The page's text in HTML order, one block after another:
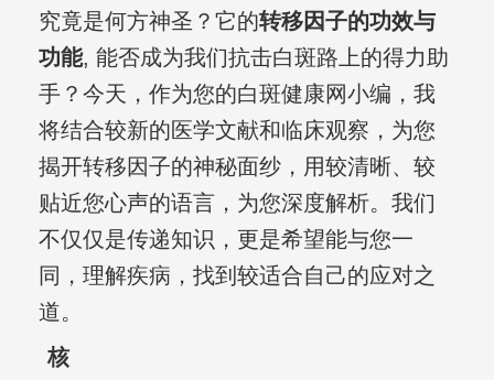
究竟是何方神圣？它的转移因子的功效与
功能, 能否成为我们抗击白斑路上的得力助
手？今天，作为您的白斑健康网小编，我
将结合较新的医学文献和临床观察，为您
揭开转移因子的神秘面纱，用较清晰、较
贴近您心声的语言，为您深度解析。我们
不仅仅是传递知识，更是希望能与您一
同，理解疾病，找到较适合自己的应对之
道。
核